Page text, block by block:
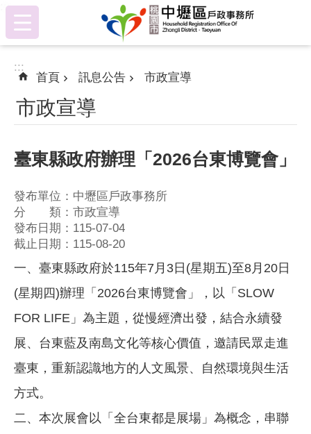
跳到主要內容區塊
:::
:::
首頁 訊息公告 市政宣導
市政宣導
臺東縣政府辦理「2026台東博覽會」
發布單位：中壢區戶政事務所
分 類：市政宣導
發布日期：115-07-04
截止日期：115-08-20
一、臺東縣政府於115年7月3日(星期五)至8月20日
(星期四)辦理「2026台東博覽會」，以「SLOW
FOR LIFE」為主題，從慢經濟出發，結合永續發
展、台東藍及南島文化等核心價值，邀請民眾走進
臺東，重新認識地方的人文風景、自然環境與生活
方式。
二、本次展會以「全台東都是展場」為概念，串聯